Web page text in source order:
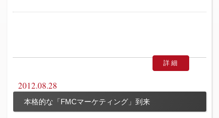
詳細
2012.08.28
本格的な「FMCマーケティング」到来